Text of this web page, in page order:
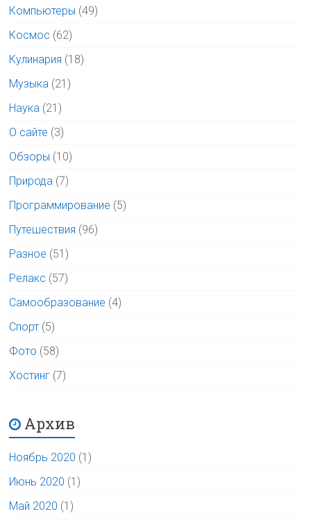
Компьютеры (49)
Космос (62)
Кулинария (18)
Музыка (21)
Наука (21)
О сайте (3)
Обзоры (10)
Природа (7)
Программирование (5)
Путешествия (96)
Разное (51)
Релакс (57)
Самообразование (4)
Спорт (5)
Фото (58)
Хостинг (7)
Архив
Ноябрь 2020 (1)
Июнь 2020 (1)
Май 2020 (1)